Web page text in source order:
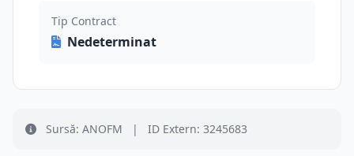
Tip Contract
Nedeterminat
Sursă: ANOFM | ID Extern: 3245683